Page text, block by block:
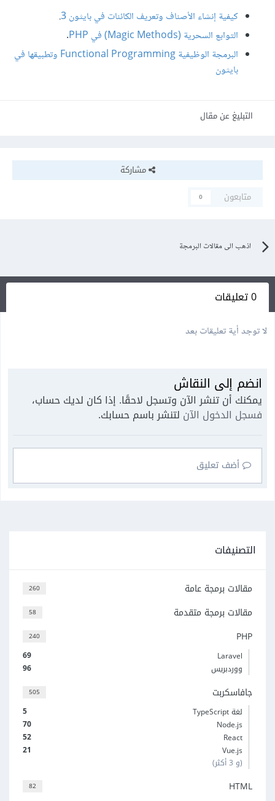
كيفية إنشاء الأصناف وتعريف الكائنات في بايثون 3 .
التوابع السحرية (Magic Methods) في PHP
.
البرمجة الوظيفية Functional Programming وتطبيقها في
بايثون
التبليغ عن مقال
مشاركة
متابعون
0
اذهب الى مقالات البرمجة
0 تعليقات
لا توجد أية تعليقات بعد
انضم إلى النقاش
يمكنك أن تنشر الآن وتسجل لاحقًا. إذا كان لديك حساب،
فسجل الدخول الآن لتنشر باسم حسابك.
أضف تعليق
التصنيفات
260 مقالات برمجة عامة
58 مقالات برمجة متقدمة
240 PHP
69
Laravel
96
ووردبريس
505 جافاسكربت
5
لغة TypeScript
70
Node.js
52
React
21
Vue.js
(و 3 أكثر)
82 HTML